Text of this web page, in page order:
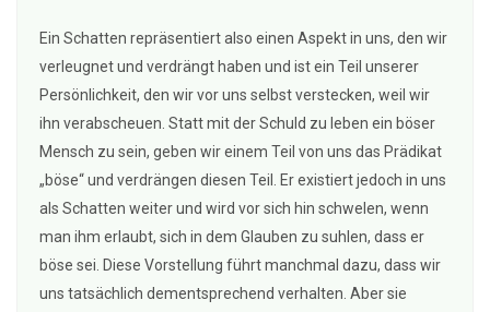
Ein Schatten repräsentiert also einen Aspekt in uns, den wir
verleugnet und verdrängt haben und ist ein Teil unserer
Persönlichkeit, den wir vor uns selbst verstecken, weil wir
ihn verabscheuen. Statt mit der Schuld zu leben ein böser
Mensch zu sein, geben wir einem Teil von uns das Prädikat
„böse“ und verdrängen diesen Teil. Er existiert jedoch in uns
als Schatten weiter und wird vor sich hin schwelen, wenn
man ihm erlaubt, sich in dem Glauben zu suhlen, dass er
böse sei. Diese Vorstellung führt manchmal dazu, dass wir
uns tatsächlich dementsprechend verhalten. Aber sie